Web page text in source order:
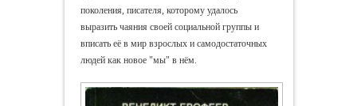
поколения, писателя, которому удалось
выразить чаяния своей социальной группы и
вписать её в мир взрослых и самодостаточных
людей как новое "мы" в нём.